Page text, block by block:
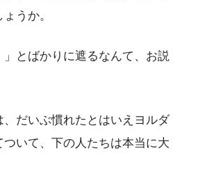
うか。
とばかりに遮るなんて、お説
だいぶ慣れたとはいえヨルダ
いて、下の人たちは本当に大